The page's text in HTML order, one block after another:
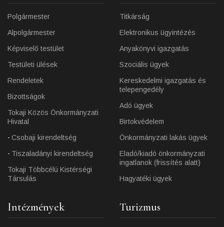
Polgármester
Alpolgármester
Képviselő testület
Testületi ülések
Rendeletek
Bizottságok
Tokaji Közös Önkormányzati
Hivatal
Csobaji kirendeltség
Tiszaladányi kirendeltség
Tokaji Többcélú Kistérségi
Társulás
Titkárság
Elektronikus ügyintézés
Anyakönyvi igazgatás
Szociális ügyek
Kereskedelmi igazgatás és
telepengedély
Adó ügyek
Birtokvédelem
Önkormányzati lakás ügyek
Eladó/kiadó önkormányzati
ingatlanok (frissítés alatt)
Hagyatéki ügyek
Intézmények Turizmus